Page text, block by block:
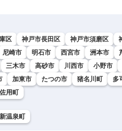
区 神戸市長田区 神戸市須磨区
尼崎市 明石市 西宮市 洲本市
三木市 高砂市 川西市 小野市
加東市 たつの市 猪名川町 多
佐用町
新温泉町